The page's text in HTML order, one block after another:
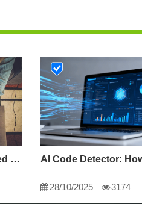
Why My Essay Is Detected as AI: Causes and Solutions
28/10/2025 3174